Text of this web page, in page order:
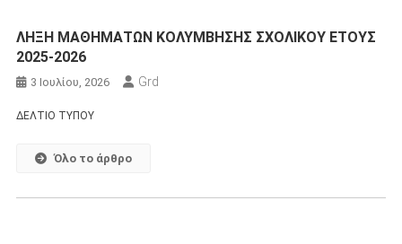
ΛΗΞΗ ΜΑΘΗΜΑΤΩΝ ΚΟΛΥΜΒΗΣΗΣ ΣΧΟΛΙΚΟΥ ΕΤΟΥΣ
2025-2026
3 Ιουλίου, 2026 Grd
ΔΕΛΤΙΟ ΤΥΠΟΥ
Όλο το άρθρο